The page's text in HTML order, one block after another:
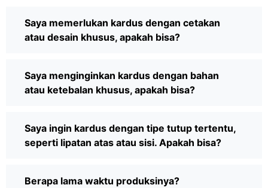
Saya memerlukan kardus dengan cetakan
atau desain khusus, apakah bisa?
Saya menginginkan kardus dengan bahan
atau ketebalan khusus, apakah bisa?
Saya ingin kardus dengan tipe tutup tertentu,
seperti lipatan atas atau sisi. Apakah bisa?
Berapa lama waktu produksinya?